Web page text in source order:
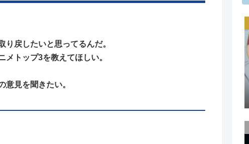
戻したいと思ってるんだ。
トップ3を教えてほしい。
意見を聞きたい。